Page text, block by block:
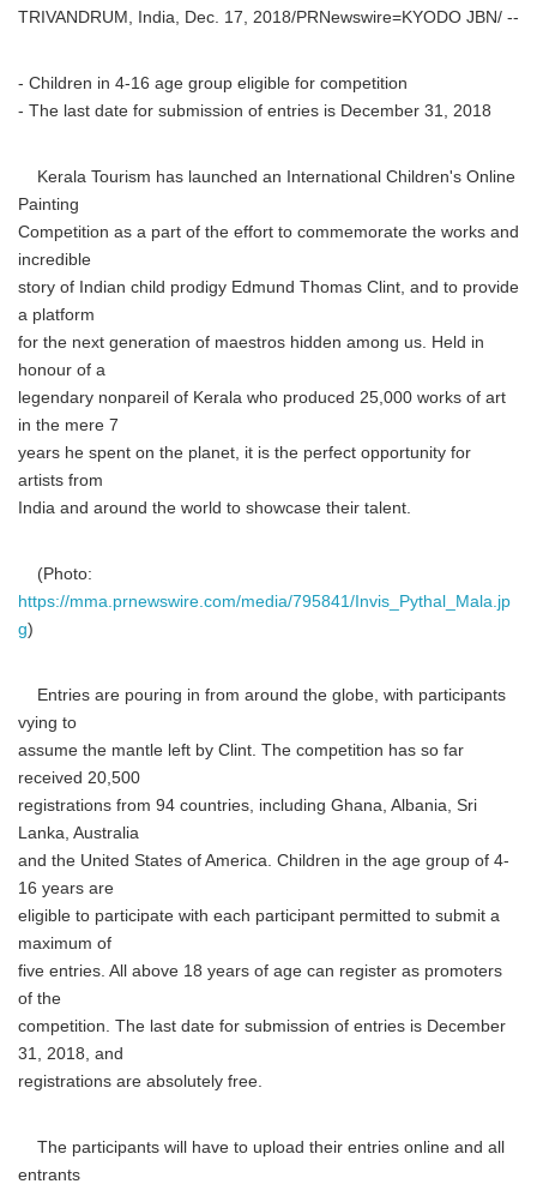
TRIVANDRUM, India, Dec. 17, 2018/PRNewswire=KYODO JBN/ --
- Children in 4-16 age group eligible for competition
- The last date for submission of entries is December 31, 2018
Kerala Tourism has launched an International Children's Online
Painting
Competition as a part of the effort to commemorate the works and
incredible
story of Indian child prodigy Edmund Thomas Clint, and to provide
a platform
for the next generation of maestros hidden among us. Held in
honour of a
legendary nonpareil of Kerala who produced 25,000 works of art
in the mere 7
years he spent on the planet, it is the perfect opportunity for
artists from
India and around the world to showcase their talent.
(Photo:
https://mma.prnewswire.com/media/795841/Invis_Pythal_Mala.jp
g)
Entries are pouring in from around the globe, with participants
vying to
assume the mantle left by Clint. The competition has so far
received 20,500
registrations from 94 countries, including Ghana, Albania, Sri
Lanka, Australia
and the United States of America. Children in the age group of 4-
16 years are
eligible to participate with each participant permitted to submit a
maximum of
five entries. All above 18 years of age can register as promoters
of the
competition. The last date for submission of entries is December
31, 2018, and
registrations are absolutely free.
The participants will have to upload their entries online and all
entrants